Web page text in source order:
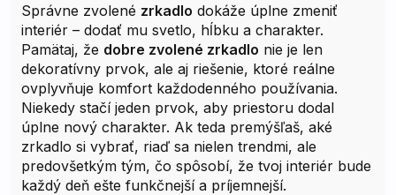
Správne zvolené zrkadlo dokáže úplne zmeniť
interiér – dodať mu svetlo, hĺbku a charakter.
Pamätaj, že dobre zvolené zrkadlo nie je len
dekoratívny prvok, ale aj riešenie, ktoré reálne
ovplyvňuje komfort každodenného používania.
Niekedy stačí jeden prvok, aby priestoru dodal
úplne nový charakter. Ak teda premýšľaš, aké
zrkadlo si vybrať, riaď sa nielen trendmi, ale
predovšetkým tým, čo spôsobí, že tvoj interiér bude
každý deň ešte funkčnejší a príjemnejší.